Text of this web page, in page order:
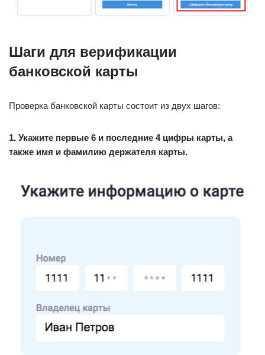
Шаги для верификации
банковской карты
Проверка банковской карты состоит из двух шагов:
1. Укажите первые 6 и последние 4 цифры карты, а
также имя и фамилию держателя карты.